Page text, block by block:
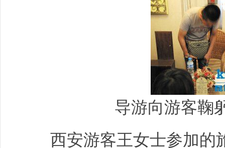
导游向游客鞠
西安游客王女士参加的